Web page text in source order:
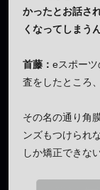
かったとお話さ
くなってしまう
首藤： eスポー
査をしたところ、
その名の通り角
ンズもつけられ
しか矯正できな